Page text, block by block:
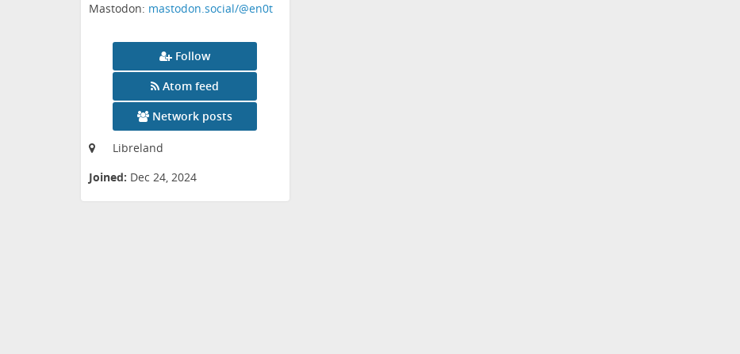
Mastodon: mastodon.social/@en0t
Follow
Atom feed
Network posts
Libreland
Joined: Dec 24, 2024